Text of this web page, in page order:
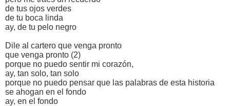
de tus ojos verdes
de tu boca linda
ay, de tu pelo negro
Dile al cartero que venga pronto
que venga pronto (2)
porque no puedo sentir mi corazón,
ay, tan solo, tan solo
porque no puedo pensar que las palabras de esta historia
se ahogan en el fondo
ay, en el fondo